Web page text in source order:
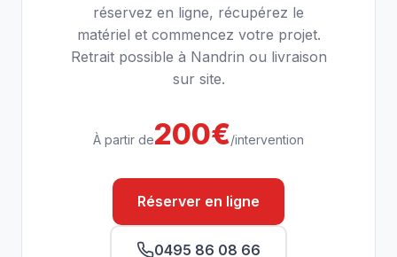
réservez en ligne, récupérez le
matériel et commencez votre projet.
Retrait possible à Nandrin ou livraison
sur site.
À partir de200€/intervention
Réserver en ligne
0495 86 08 66